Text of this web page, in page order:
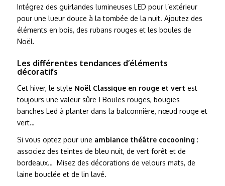
Intégrez des guirlandes lumineuses LED pour l’extérieur
pour une lueur douce à la tombée de la nuit. Ajoutez des
éléments en bois, des rubans rouges et les boules de
Noël.
Les différentes tendances d’éléments
décoratifs
Cet hiver, le style Noël Classique en rouge et vert est
toujours une valeur sûre ! Boules rouges, bougies
banches Led à planter dans la balconnière, nœud rouge et
vert…
Si vous optez pour une ambiance théâtre cocooning :
associez des teintes de bleu nuit, de vert forêt et de
bordeaux… Misez des décorations de velours mats, de
laine bouclée et de lin lavé.